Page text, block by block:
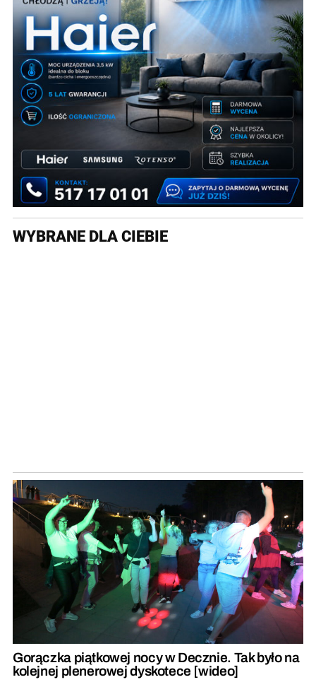
WYBRANE DLA CIEBIE
Gorączka piątkowej nocy w Decznie. Tak było na
kolejnej plenerowej dyskotece [wideo]